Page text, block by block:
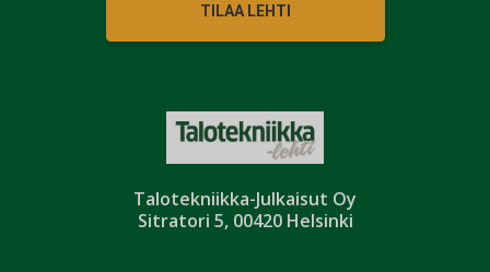
Talotekniikka-Julkaisut Oy
Sitratori 5, 00420 Helsinki
TILAA LEHTI